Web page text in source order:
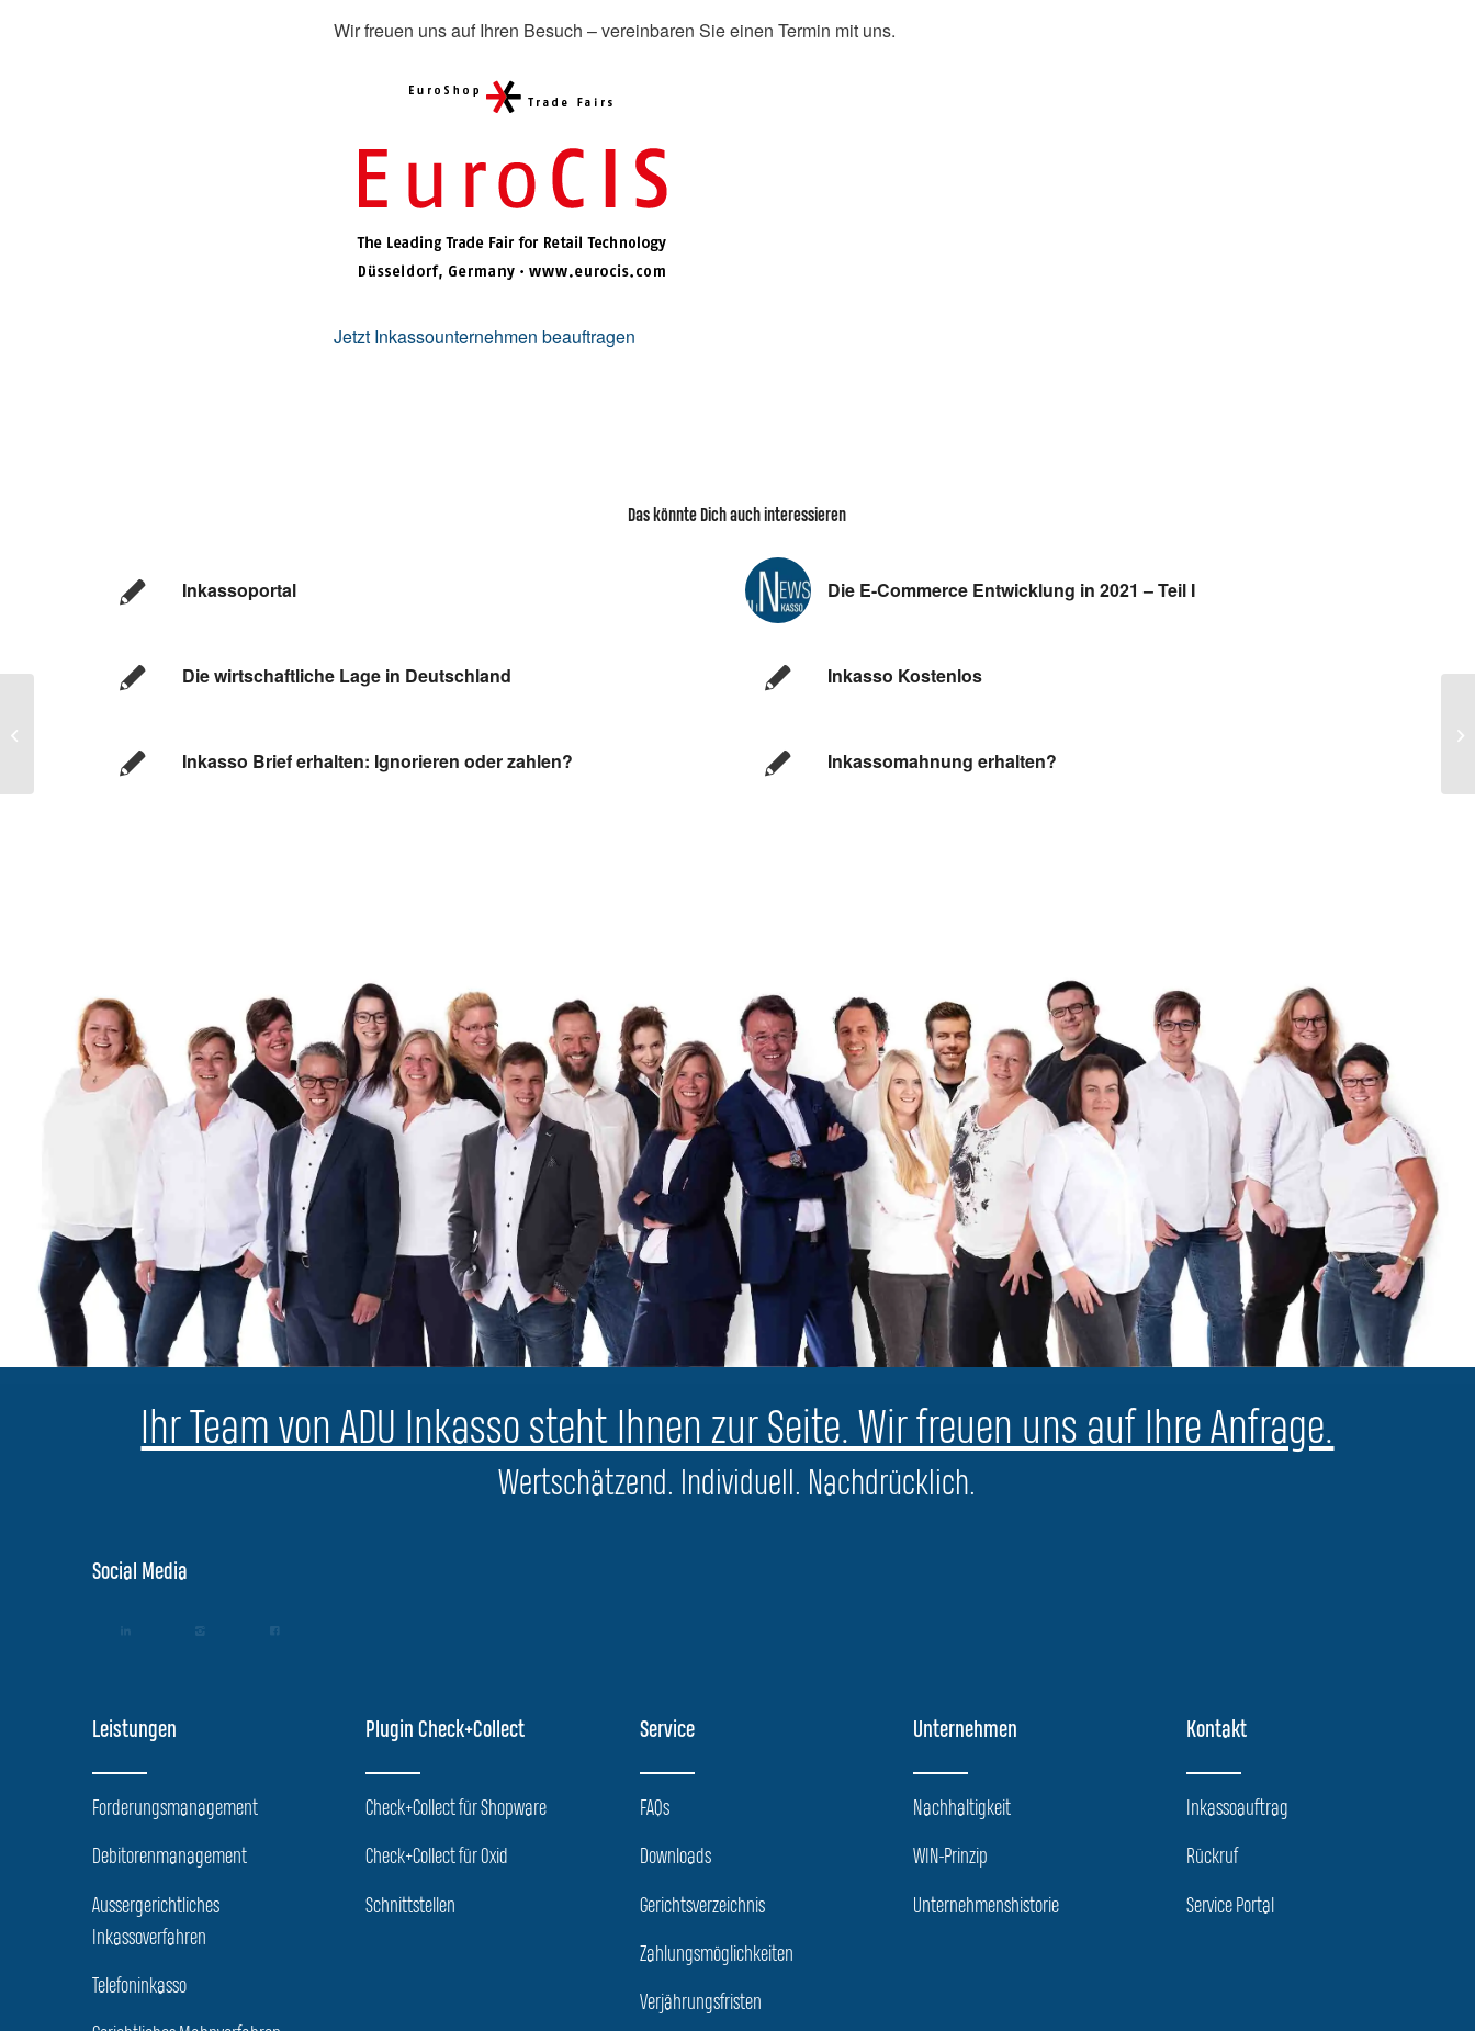
Wir freuen uns auf Ihren Besuch – vereinbaren Sie einen Termin mit uns.
Jetzt Inkassounternehmen beauftragen
Das könnte Dich auch interessieren
Inkassoportal Die E-Commerce Entwicklung in 2021 – Teil I
Die wirtschaftliche Lage in Deutschland Inkasso Kostenlos
Inkasso Brief erhalten: Ignorieren oder zahlen? Inkassomahnung erhalten?
Ihr Team von ADU Inkasso steht Ihnen zur Seite. Wir freuen uns auf Ihre Anfrage.
Wertschätzend. Individuell. Nachdrücklich.
Social Media
Leistungen
Forderungsmanagement
Debitorenmanagement
Aussergerichtliches
Inkassoverfahren
Telefoninkasso
Plugin Check+Collect
Check+Collect für Shopware
Check+Collect für Oxid
Schnittstellen
Service
FAQs
Downloads
Gerichtsverzeichnis
Zahlungsmöglichkeiten
Verjährungsfristen
Unternehmen
Nachhaltigkeit
WIN-Prinzip
Unternehmenshistorie
Kontakt
Inkassoauftrag
Rückruf
Service Portal